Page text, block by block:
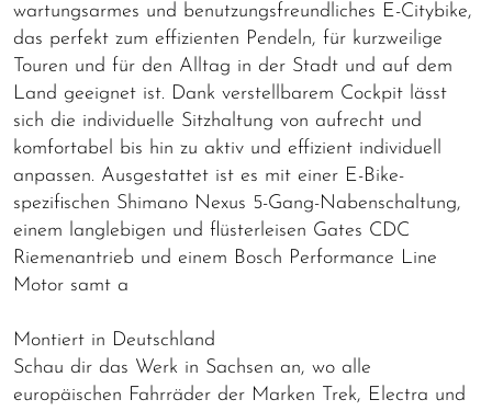
wartungsarmes und benutzungsfreundliches E-Citybike,
das perfekt zum effizienten Pendeln, für kurzweilige
Touren und für den Alltag in der Stadt und auf dem
Land geeignet ist. Dank verstellbarem Cockpit lässt
sich die individuelle Sitzhaltung von aufrecht und
komfortabel bis hin zu aktiv und effizient individuell
anpassen. Ausgestattet ist es mit einer E-Bike-
spezifischen Shimano Nexus 5-Gang-Nabenschaltung,
einem langlebigen und flüsterleisen Gates CDC
Riemenantrieb und einem Bosch Performance Line
Motor samt a
Montiert in Deutschland
Schau dir das Werk in Sachsen an, wo alle
europäischen Fahrräder der Marken Trek, Electra und